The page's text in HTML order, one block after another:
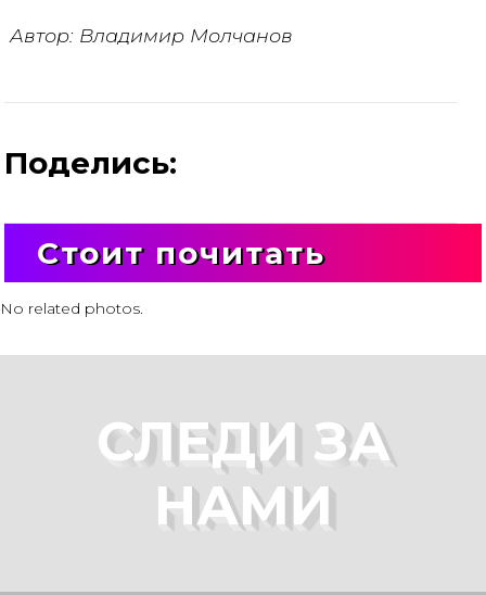
Автор: Владимир Молчанов
Поделись:
Стоит почитать
No related photos.
СЛЕДИ ЗА
НАМИ